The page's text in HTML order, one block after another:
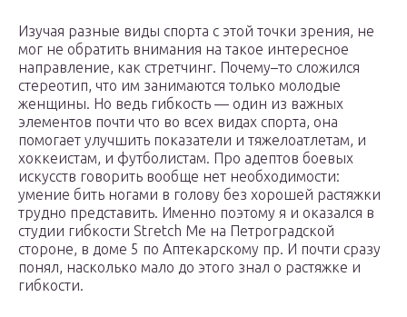
Изучая разные виды спорта с этой точки зрения, не
мог не обратить внимания на такое интересное
направление, как стретчинг. Почему–то сложился
стереотип, что им занимаются только молодые
женщины. Но ведь гибкость — один из важных
элементов почти что во всех видах спорта, она
помогает улучшить показатели и тяжелоатлетам, и
хоккеистам, и футболистам. Про адептов боевых
искусств говорить вообще нет необходимости:
умение бить ногами в голову без хорошей растяжки
трудно представить. Именно поэтому я и оказался в
студии гибкости Stretch Me на Петроградской
стороне, в доме 5 по Аптекарскому пр. И почти сразу
понял, насколько мало до этого знал о растяжке и
гибкости.